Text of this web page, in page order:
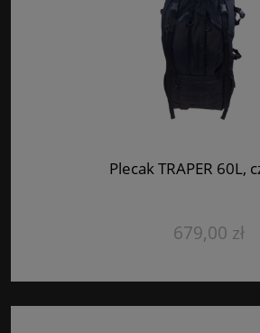
Plecak TRAPER 60L,
679,00 zł